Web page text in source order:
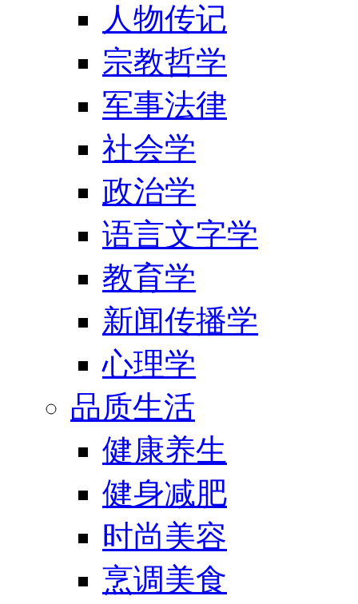
人物传记
宗教哲学
军事法律
社会学
政治学
语言文字学
教育学
新闻传播学
心理学
品质生活
健康养生
健身减肥
时尚美容
烹调美食